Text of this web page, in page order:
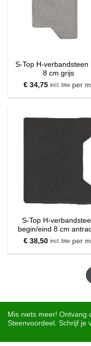
S-Top H-verbandsteen
8 cm grijs
€34,75 incl. btwper m
S-Top H-
begin/eind 8 cm
€38,50 incl. btwper m
Mis niets meer! Ontvang
Steenvoordeel. Schrijf je